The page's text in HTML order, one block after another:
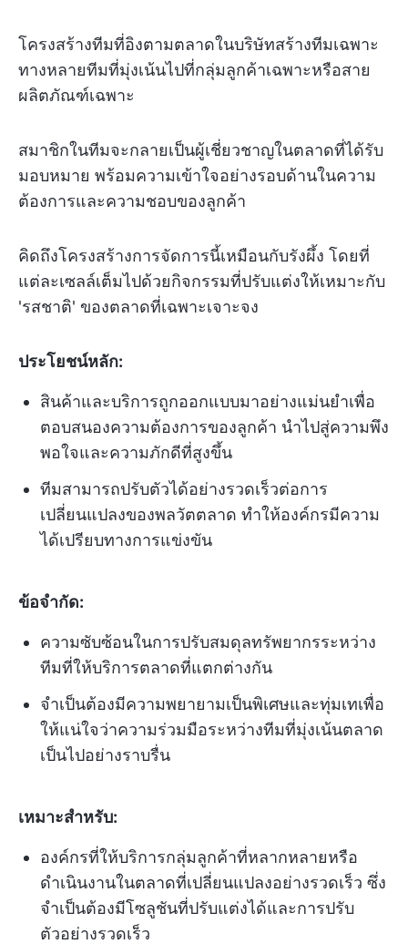
โครงสร้างทีมที่อิงตามตลาดในบริษัทสร้างทีมเฉพาะ
ทางหลายทีมที่มุ่งเน้นไปที่กลุ่มลูกค้าเฉพาะหรือสาย
ผลิตภัณฑ์เฉพาะ
สมาชิกในทีมจะกลายเป็นผู้เชี่ยวชาญในตลาดที่ได้รับ
มอบหมาย พร้อมความเข้าใจอย่างรอบด้านในความ
ต้องการและความชอบของลูกค้า
คิดถึงโครงสร้างการจัดการนี้เหมือนกับรังผึ้ง โดยที่
แต่ละเซลล์เต็มไปด้วยกิจกรรมที่ปรับแต่งให้เหมาะกับ
'รสชาติ' ของตลาดที่เฉพาะเจาะจง
ประโยชน์หลัก:
สินค้าและบริการถูกออกแบบมาอย่างแม่นยำเพื่อ
ตอบสนองความต้องการของลูกค้า นำไปสู่ความพึง
พอใจและความภักดีที่สูงขึ้น
ทีมสามารถปรับตัวได้อย่างรวดเร็วต่อการ
เปลี่ยนแปลงของพลวัตตลาด ทำให้องค์กรมีความ
ได้เปรียบทางการแข่งขัน
ข้อจำกัด:
ความซับซ้อนในการปรับสมดุลทรัพยากรระหว่าง
ทีมที่ให้บริการตลาดที่แตกต่างกัน
จำเป็นต้องมีความพยายามเป็นพิเศษและทุ่มเทเพื่อ
ให้แน่ใจว่าความร่วมมือระหว่างทีมที่มุ่งเน้นตลาด
เป็นไปอย่างราบรื่น
เหมาะสำหรับ:
องค์กรที่ให้บริการกลุ่มลูกค้าที่หลากหลายหรือ
ดำเนินงานในตลาดที่เปลี่ยนแปลงอย่างรวดเร็ว ซึ่ง
จำเป็นต้องมีโซลูชันที่ปรับแต่งได้และการปรับ
ตัวอย่างรวดเร็ว